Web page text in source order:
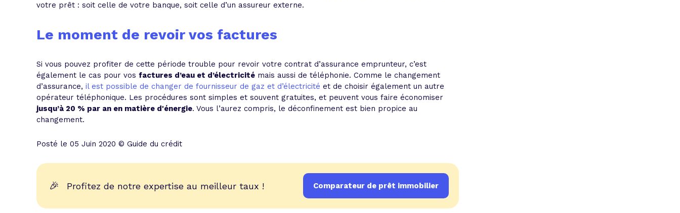
votre prêt : soit celle de votre banque, soit celle d’un assureur externe.
Le moment de revoir vos factures
Si vous pouvez profiter de cette période trouble pour revoir votre contrat d’assurance emprunteur, c’est
également le cas pour vos factures d’eau et d’électricité mais aussi de téléphonie. Comme le changement
d’assurance, il est possible de changer de fournisseur de gaz et d’électricité et de choisir également un autre
opérateur téléphonique. Les procédures sont simples et souvent gratuites, et peuvent vous faire économiser
jusqu’à 20 % par an en matière d'énergie. Vous l’aurez compris, le déconfinement est bien propice au
changement.
Posté le 05 Juin 2020 © Guide du crédit
🎉 Profitez de notre expertise au meilleur taux ! Comparateur de prêt immobilier